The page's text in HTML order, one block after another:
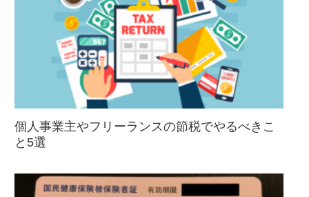
個人事業主やフリーランスの節税でやるべきこ
と5選